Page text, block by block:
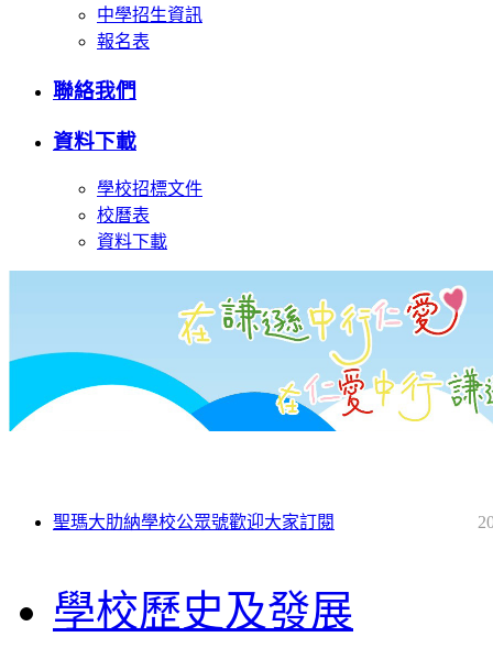
中學招生資訊
報名表
聯絡我們
資料下載
學校招標文件
校曆表
資料下載
聖瑪大肋納學校公眾號歡迎大家訂閱
學校歷史及發展